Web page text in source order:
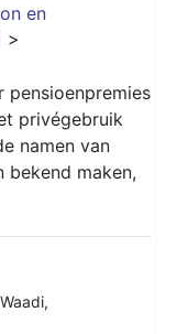
en
>
pensioenpremies
privégebruik
namen van
bekend maken,
Waadi,